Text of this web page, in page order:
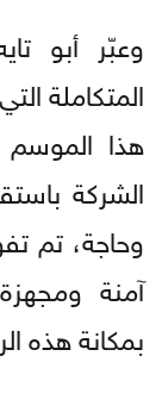
وعبّر أبو
المتكاملة
هذا
آمنة
بمكانة هذه